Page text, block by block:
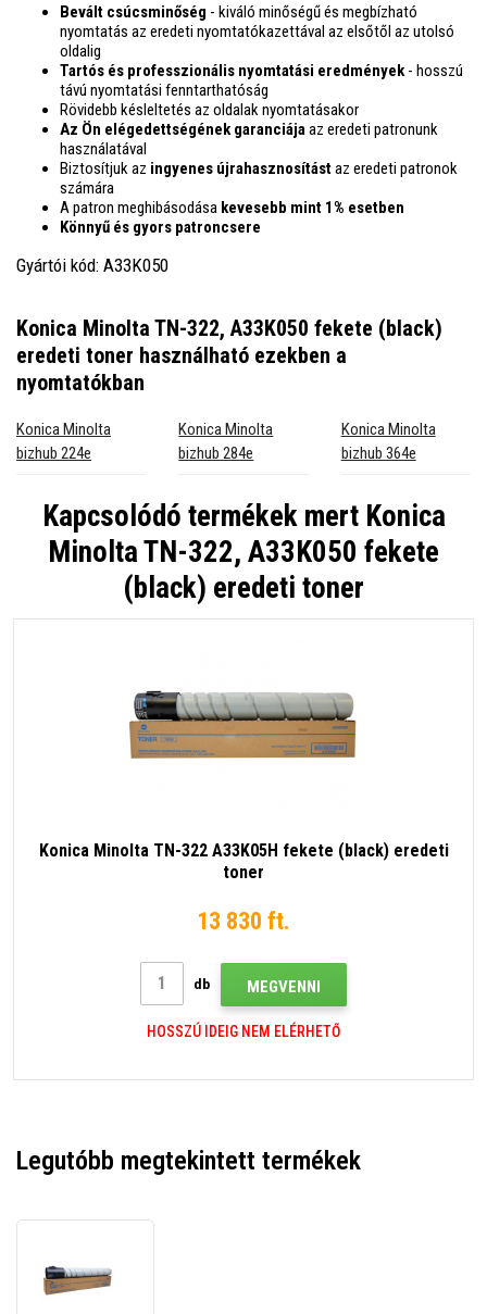
Bevált csúcsminőség - kiváló minőségű és megbízható
nyomtatás az eredeti nyomtatókazettával az elsőtől az utolsó
oldalig
Tartós és professzionális nyomtatási eredmények- hosszú
távú nyomtatási fenntarthatóság
Rövidebb késleltetés az oldalak nyomtatásakor
Az Ön elégedettségének garanciájaaz eredeti patronunk
használatával
Biztosítjuk az ingyenes újrahasznosítástaz eredeti patronok
számára
A patron meghibásodása kevesebb mint 1% esetben
Könnyű és gyors patroncsere
Gyártói kód: A33K050
Konica Minolta TN-322, A33K050 fekete (black)
eredeti toner használható ezekben a
nyomtatókban
Konica Minolta
bizhub 224e
Konica Minolta
bizhub 284e
Konica Minolta
bizhub 364e
Kapcsolódó termékek mert Konica
Minolta TN-322, A33K050 fekete
(black) eredeti toner
Konica Minolta TN-322 A33K05H fekete (black) eredeti
toner
13 830 ft.
db MEGVENNI
HOSSZÚ IDEIG NEM ELÉRHETŐ
Legutóbb megtekintett termékek